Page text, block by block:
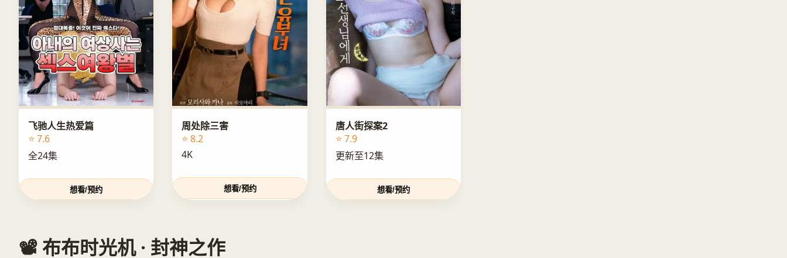
飞驰人生热爱篇
⭐ 7.6
全24集
想看/预约
周处除三害
⭐ 8.2
4K
想看/预约
唐人街探案2
⭐ 7.9
更新至12集
想看/预约
📽️ 布布时光机 · 封神之作